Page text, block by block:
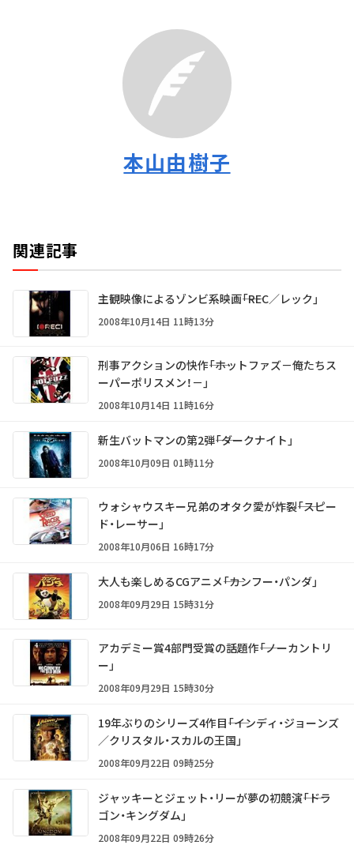
本山由樹子
関連記事
主観映像によるゾンビ系映画――「REC／レック」
2008年10月14日 11時13分
刑事アクションの快作――「ホットファズ－俺たちス
ーパーポリスメン！－」
2008年10月14日 11時16分
新生バットマンの第2弾――「ダークナイト」
2008年10月09日 01時11分
ウォシャウスキー兄弟のオタク愛が炸裂――「スピー
ド・レーサー」
2008年10月06日 16時17分
大人も楽しめるCGアニメ――「カンフー・パンダ」
2008年09月29日 15時31分
アカデミー賞4部門受賞の話題作――「ノーカントリ
ー」
2008年09月29日 15時30分
19年ぶりのシリーズ4作目――「インディ・ジョーンズ
／クリスタル・スカルの王国」
2008年09月22日 09時25分
ジャッキーとジェット・リーが夢の初競演――「ドラ
ゴン・キングダム」
2008年09月22日 09時26分